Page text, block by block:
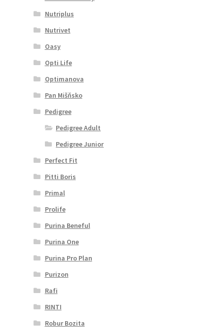
Nutriplus
Nutrivet
Oasy
Opti Life
Optimanova
Pan Mišňsko
Pedigree
Pedigree Adult
Pedigree Junior
Perfect Fit
Pitti Boris
Primal
Prolife
Purina Beneful
Purina One
Purina Pro Plan
Purizon
Rafi
RINTI
Robur Bozita